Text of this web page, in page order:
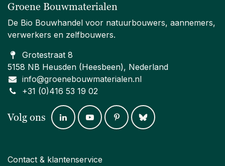
Groene Bouwmaterialen
De Bio Bouwhandel voor natuurbouwers, aannemers,
verwerkers en zelfbouwers.
Grotestraat 8
5158 NB Heusden (Heesbeen), Nederland
info@groenebouwmaterialen.nl
+31 (0)416 53 19 02
Volg ons
Contact & klantenservice